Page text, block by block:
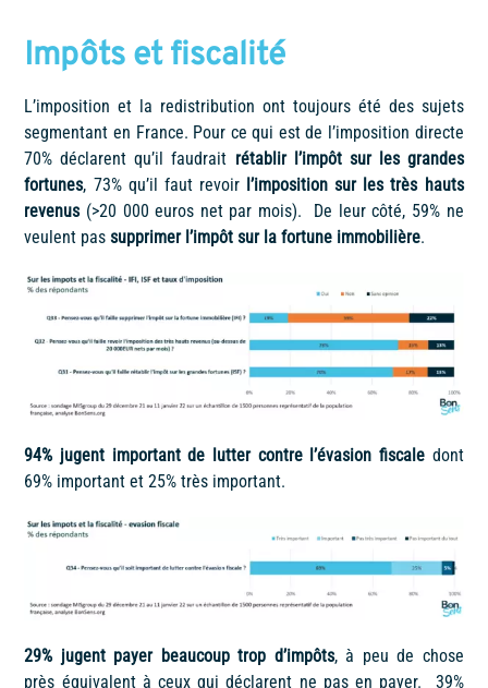
Impôts et fiscalité
L’imposition et la redistribution ont toujours été des sujets
segmentant en France. Pour ce qui est de l’imposition directe
70% déclarent qu’il faudrait rétablir l’impôt sur les grandes
fortunes, 73% qu’il faut revoir l’imposition sur les très hauts
revenus(>20 000 euros net par mois). De leur côté, 59% ne
veulent passupprimer l’impôt sur la fortune immobilière.
94% jugent important de lutter contre l’évasion fiscaledont
69% important et 25% très important.
29% jugent payer beaucoup trop d’impôts, à peu de chose
près équivalent à ceux qui déclarent ne pas en payer. 39%